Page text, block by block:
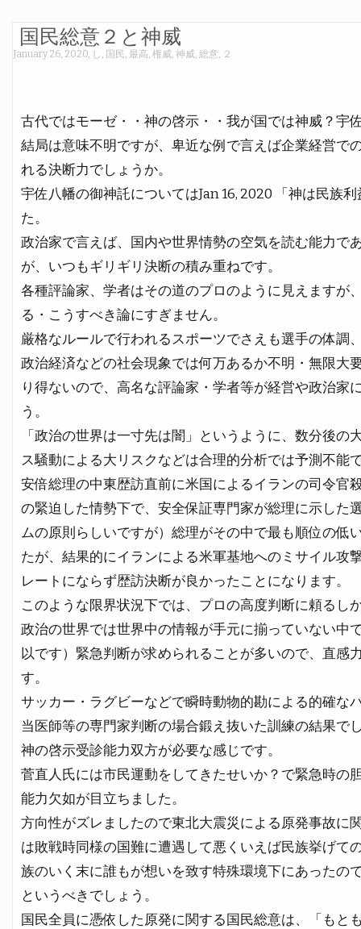
国民総意２と神威
January 26, 2020, し , 国民, 最高, 権威, 神威, 総意, ２
古代ではモーゼ・・神の啓示・・我が国では神威？宇
結局は意味不明ですが、卑近な例で言えば企業経営で
れる決断力でしょうか。
宇佐八幡の御神託についてはJan 16, 2020 「神は民族
た。
政治家で言えば、国内や世界情勢の空気を読む能力で
が、いつもギリギリ決断の積み重ねです。
各種評論家、学者はその道のプロのように見えますが
る・こうすべき論にすぎません。
厳格なルールで行われるスポーツでさえも選手の体調
政治経済などの社会現象では何万あるか不明・無限大
り得ないので、高名な評論家・学者等が経営や政治家
う。
「政治の世界は一寸先は闇」というように、数分後
ス騒動による大リスクなどは合理的分析では予測不能
安倍総理の中東歴訪直前に米国によるイランの司令官
の緊迫した情勢下で、安全保証専門家が総理に示した
ムの原則らしいですが）総理がその中で最も順位の低
たが、結果的にイランによる米軍基地へのミサイル攻
レートにならず歴訪決断が良かったことになります。
このような限界状況下では、プロの高度判断に頼るし
政治の世界では世界中の情報が手元に揃っていない中
以です）緊急判断が求められることが多いので、直感
す。
サッカー・ラグビーなどで瞬時動物的勘による的確な
当医師等の専門家判断の場合鍛え抜いた訓練の結果で
神の啓示受診能力双方が必要な感じです。
菅直人氏には市民運動をしてきたせいか？で緊急時の
能力欠如が目立ちました。
方向性がズレましたので東北大震災による原発事故に
は敗戦時同様の国難に遭遇して悪くいえば民族挙げて
族のいく末に誰もが想いを致す特殊環境下にあったの
というべきでしょう。
国民全員に憑依した原発に関する国民総意は、「もと